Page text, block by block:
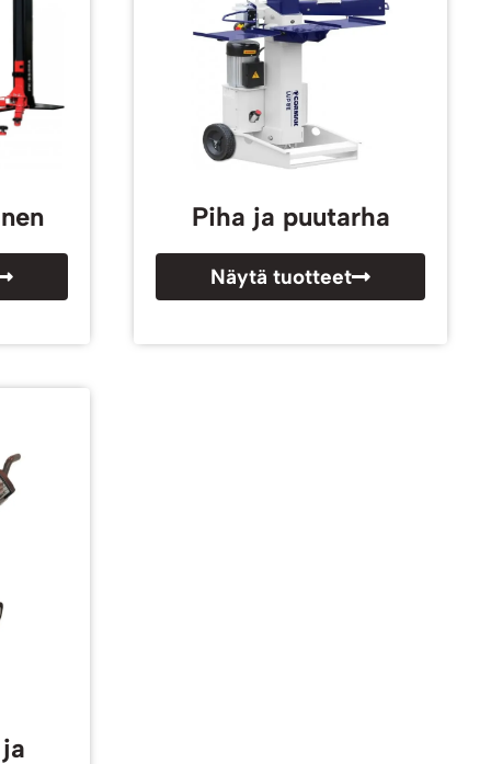
Piha ja puutarha
Näytä tuotteet